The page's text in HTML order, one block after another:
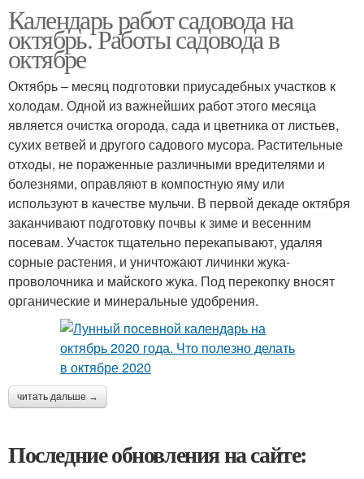
Календарь работ садовода на
октябрь. Работы садовода в
октябре
Октябрь – месяц подготовки приусадебных участков к
холодам. Одной из важнейших работ этого месяца
является очистка огорода, сада и цветника от листьев,
сухих ветвей и другого садового мусора. Растительные
отходы, не пораженные различными вредителями и
болезнями, оправляют в компостную яму или
используют в качестве мульчи. В первой декаде октября
заканчивают подготовку почвы к зиме и весенним
посевам. Участок тщательно перекапывают, удаляя
сорные растения, и уничтожают личинки жука-
проволочника и майского жука. Под перекопку вносят
органические и минеральные удобрения.
читать дальше →
Последние обновления на сайте: